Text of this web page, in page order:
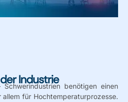
Industrie
Schwerindustrien benötigen einen
allem für Hochtemperaturprozesse.